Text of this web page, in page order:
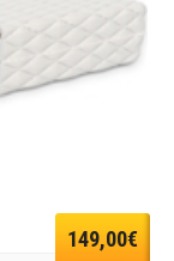
149,00€